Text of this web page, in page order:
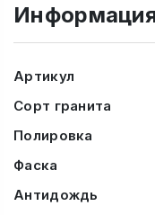
Артикул
Сорт гранита
Полировка
Фаска
Антидождь